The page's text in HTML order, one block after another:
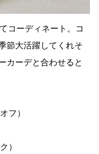
コーディネート。コ
節大活躍してくれそ
カーデと合わせると
フ）
）